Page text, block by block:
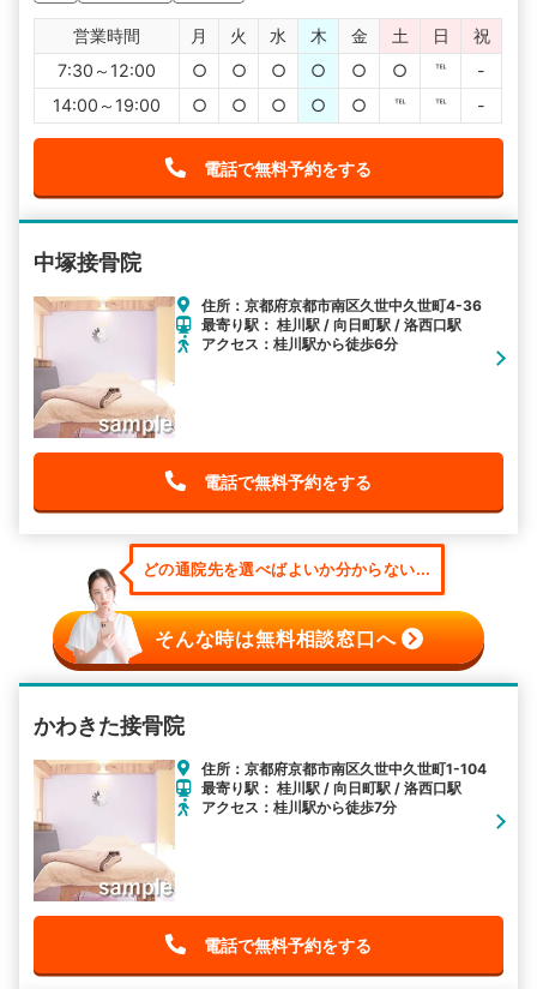
営業時間 月 火 水 木 金 土 日
祝
7:30～12:00
○ ○ ○ ○ ○ ○ ℡
-
14:00～19:00
○ ○ ○ ○ ○ ℡ ℡ -
電話で無料予約をする
中塚接骨院
住所：京都府京都市南区久世中久世町4-36
最寄り駅： 桂川駅 / 向日町駅 / 洛西口駅
アクセス：桂川駅から徒歩6分
電話で無料予約をする
どの通院先を選べばよいか分からない...
そんな時は無料相談窓口へ
かわきた接骨院
住所：京都府京都市南区久世中久世町1-104
最寄り駅： 桂川駅 / 向日町駅 / 洛西口駅
アクセス：桂川駅から徒歩7分
電話で無料予約をする